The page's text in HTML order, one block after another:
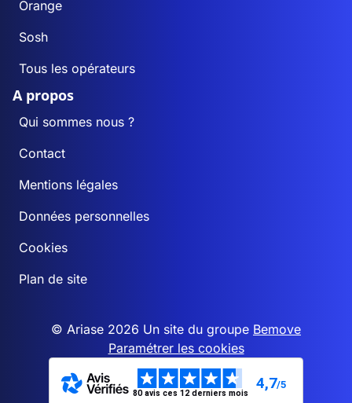
Orange
Sosh
Tous les opérateurs
A propos
Qui sommes nous ?
Contact
Mentions légales
Données personnelles
Cookies
Plan de site
© Ariase 2026 Un site du groupe Bemove
Paramétrer les cookies
80 avis ces 12 derniers mois
4,7/5